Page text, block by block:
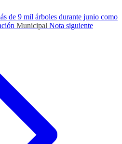
de 9 mil árboles durante junio como
Municipal Nota siguiente